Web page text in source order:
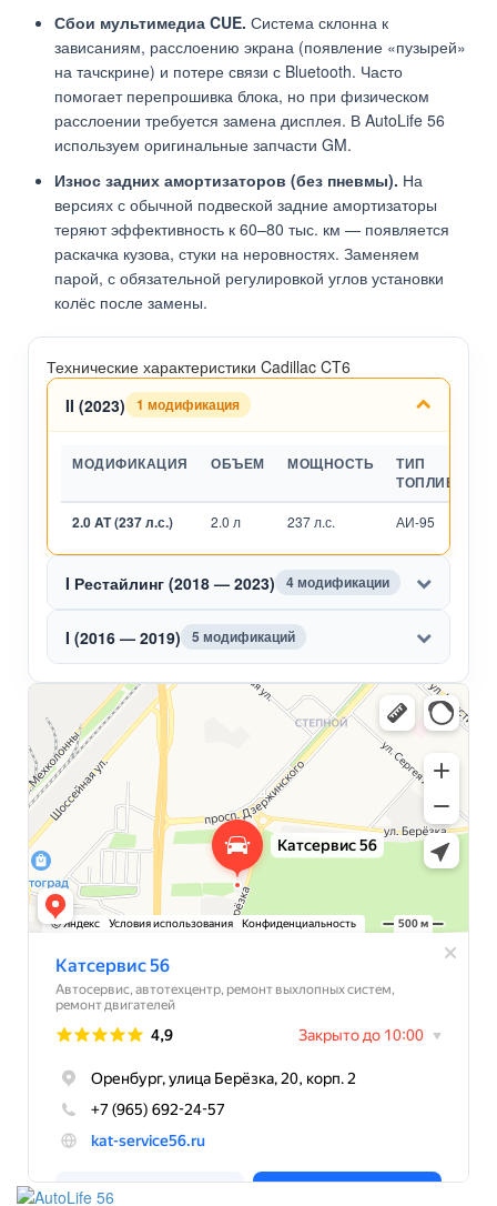
Сбои мультимедиа CUE. Система склонна к
зависаниям, расслоению экрана (появление «пузырей»
на тачскрине) и потере связи с Bluetooth. Часто
помогает перепрошивка блока, но при физическом
расслоении требуется замена дисплея. В AutoLife 56
используем оригинальные запчасти GM.
Износ задних амортизаторов (без пневмы). На
версиях с обычной подвеской задние амортизаторы
теряют эффективность к 60–80 тыс. км — появляется
раскачка кузова, стуки на неровностях. Заменяем
парой, с обязательной регулировкой углов установки
колёс после замены.
Технические характеристики Cadillac CT6
II (2023)
1 модификация
МОДИФИКАЦИЯ ОБЪЕМ МОЩНОСТЬ
ТИП
ТОПЛИВА
2.0 AT (237 л.с.) 2.0 л 237 л.с. АИ-95
I Рестайлинг (2018 — 2023) 4 модификации
I (2016 — 2019) 5 модификаций